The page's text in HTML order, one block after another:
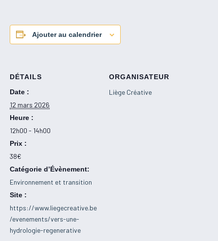
Ajouter au calendrier
DÉTAILS
Date :
12 mars 2026
Heure :
12h00 - 14h00
Prix :
38€
Catégorie d’Évènement:
Environnement et transition
Site :
https://www.liegecreative.be
/evenements/vers-une-
hydrologie-regenerative
ORGANISATEUR
Liège Créative